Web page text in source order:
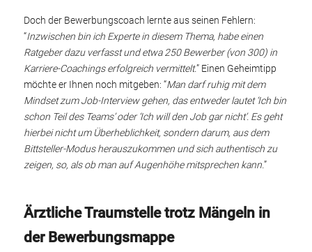
Doch der Bewerbungscoach lernte aus seinen Fehlern:
“Inzwischen bin ich Experte in diesem Thema, habe einen
Ratgeber dazu verfasst und etwa 250 Bewerber (von 300) in
Karriere-Coachings erfolgreich vermittelt.” Einen Geheimtipp
möchte er Ihnen noch mitgeben: “Man darf ruhig mit dem
Mindset zum Job-Interview gehen, das entweder lautet ‘Ich bin
schon Teil des Teams’ oder ‘Ich will den Job gar nicht’. Es geht
hierbei nicht um Überheblichkeit, sondern darum, aus dem
Bittsteller-Modus herauszukommen und sich authentisch zu
zeigen, so, als ob man auf Augenhöhe mitsprechen kann.”
Ärztliche Traumstelle trotz Mängeln in
der Bewerbungsmappe